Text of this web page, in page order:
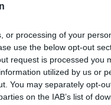
or processing of your
use the below opt-out
request is processed you
utilized by us or
You may separately opt-
on the IAB’s list of
engem
Éppen
(2021.04.16.
tervezik
király
nem
pénzért
kere...(